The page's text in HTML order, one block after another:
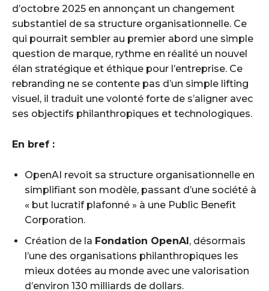
d’octobre 2025 en annonçant un changement
substantiel de sa structure organisationnelle. Ce
qui pourrait sembler au premier abord une simple
question de marque, rythme en réalité un nouvel
élan stratégique et éthique pour l’entreprise. Ce
rebranding ne se contente pas d’un simple lifting
visuel, il traduit une volonté forte de s’aligner avec
ses objectifs philanthropiques et technologiques.
En bref :
OpenAI revoit sa structure organisationnelle en
simplifiant son modèle, passant d’une société à
« but lucratif plafonné » à une Public Benefit
Corporation.
Création de la Fondation OpenAI, désormais
l’une des organisations philanthropiques les
mieux dotées au monde avec une valorisation
d’environ 130 milliards de dollars.